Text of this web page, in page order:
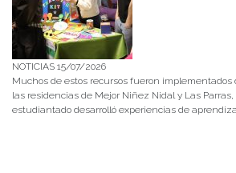
NOTICIAS 15/07/2026
Muchos de estos recursos fueron
las residencias de Mejor Niñez Nidal y Las
estudiantado desarrolló experiencias de